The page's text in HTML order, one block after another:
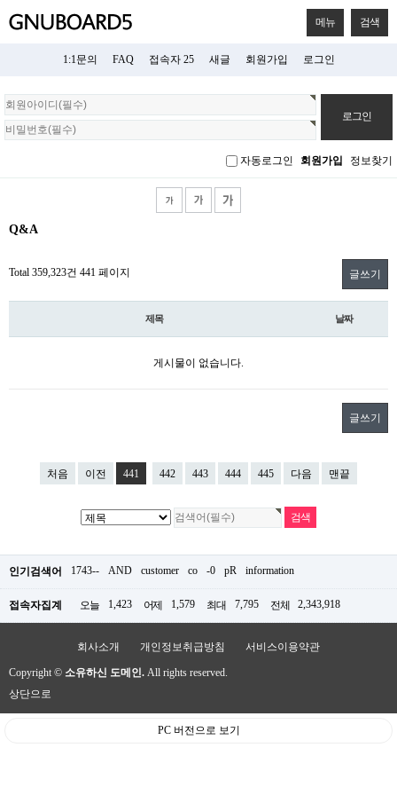
메뉴 검색
1:1문의 FAQ 접속자 25 새글 회원가입 로그인
회
원
로
자동로그인 회원가입 정보찾기
Q&A
Total 359,323건 441 페이지 글쓰기
제목 날짜
게시물이 없습니다.
글쓰기
처음 이전 441 442 443 444 445 다음 맨끝
인기검색어 1743-- AND customer co -0 pR information
접속자집계 오늘 1,423 어제 1,579 최대 7,795 전체 2,343,918
회사소개 개인정보취급방침 서비스이용약관
Copyright © 소유하신 도메인. All rights reserved.
상단으로
PC 버전으로 보기